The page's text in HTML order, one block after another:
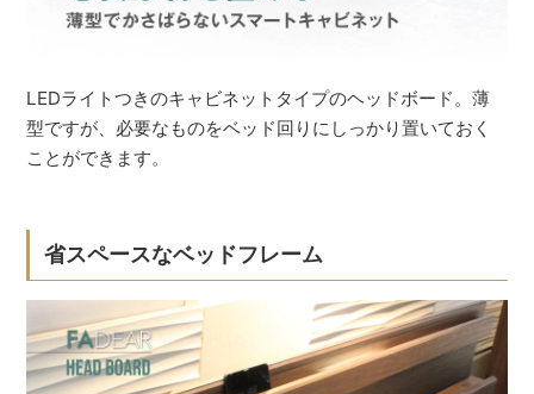
LEDライトつきのキャビネットタイプのヘッドボード。薄
型ですが、必要なものをベッド回りにしっかり置いておく
ことができます。
省スペースなベッドフレーム